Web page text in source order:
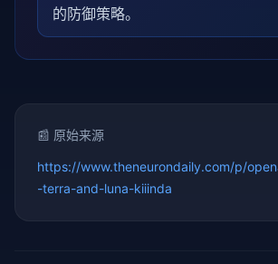
的防御策略。
📰 原始来源
https://www.theneurondaily.com/p/
-terra-and-luna-kiiinda